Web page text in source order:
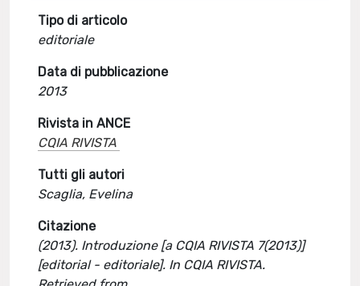
Tipo di articolo
editoriale
Data di pubblicazione
2013
Rivista in ANCE
CQIA RIVISTA
Tutti gli autori
Scaglia, Evelina
Citazione
(2013). Introduzione [a CQIA RIVISTA 7(2013)]
[editorial - editoriale]. In CQIA RIVISTA.